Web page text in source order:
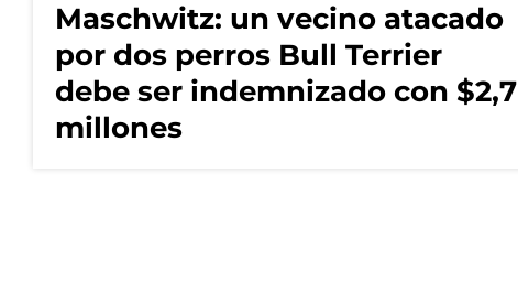
Maschwitz: un vecino atacado
por dos perros Bull Terrier
debe ser indemnizado con $2,7
millones